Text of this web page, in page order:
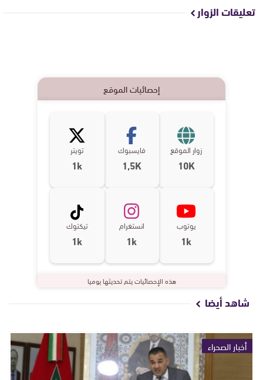
تعليقات الزوار
إحصائيات الموقع
زوار الموقع
10K
فايسبوك
1,5K
تويتر
1k
يوتوب
1k
انستغرام
1k
تيكتوك
1k
هذه الإحصائيات يتم تحديثها يوميا
شاهد أيضا
أخبار الصحراء